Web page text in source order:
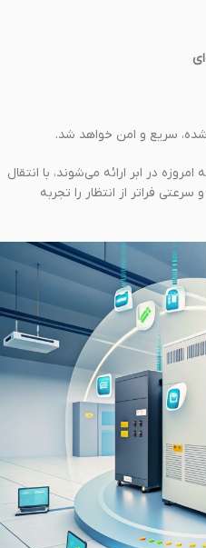
سریع و امن خواهد شد.
در ابر ارائه می‌شوند، با انتقال
فراتر از انتظار را تجربه